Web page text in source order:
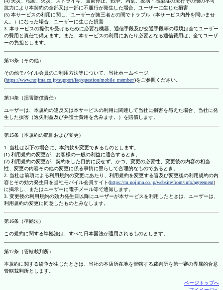
抗力により本契約の全部又は一部に不履行が発生した場合、ユーザーに生じた損害
(5) 本サービスの利用に関し、ユーザーが第三者との間でトラブル（本サービス内外を問いませ
ん。）になった場合、ユーザーに生じた損害
3. 本サービスの提供を受けるために必要な機器、通信手段及び交通手段等の環境は全てユーザー
の費用と責任で備えます。また、本サービスの利用にあたり必要となる通信費用は、全てユーザ
ーの負担とします。
第13条（その他）
その他モバイル会員のご利用方法等について、当社ホームページ
(https://www.nojima.co.jp/support/faq/question/mobile_member/)をご参照ください。
第14条（損害賠償責任）
ユーザーは、本規約の違反又は本サービスの利用に関連して当社に損害を与えた場合、当社に発
生した損害（逸失利益及び弁護士費用を含みます。）を賠償します。
第15条（本規約の範囲および変更）
1. 当社は以下の場合に、本約款を変更できるものとします。
(1) 利用規約の変更が、お客様の一般の利益に適合するとき。
(2) 利用規約の変更が、契約をした目的に反せず、かつ、変更の必要性、変更後の内容の相当
性、変更の内容その他の変更に係る事情に照らして合理的なものであるとき。
2. 当社は前項による利用規約の変更にあたり、利用規約を変更する旨及び変更後の利用規約の内
容とその効力発生日を当社モバイル会員サイト(https://m.nojima.co.jp/website/front/info/agreement)
に掲示し、またはユーザーに電子メール等で通知します。
3. 変更後の利用規約の効力発生日以降にユーザーが本サービスを利用したときは、ユーザーは、
利用規約の変更に同意したものとみなします。
第16条（準拠法）
この規約に関する準拠法は、すべて日本国法が適用されるものとします。
第17条（管轄裁判所）
本規約に関する紛争が生じたときは、当社の本店所在地を管轄する裁判所を第一審の専属的合意
管轄裁判所とします。
ページトップへ